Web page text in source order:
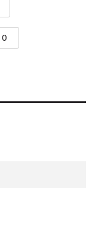
0